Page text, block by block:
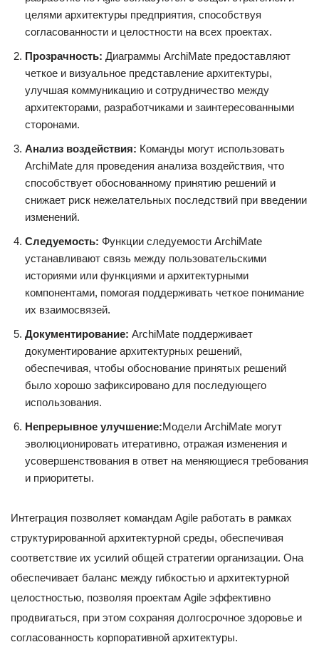
целями архитектуры предприятия, способствуя
согласованности и целостности на всех проектах.
Прозрачность: Диаграммы ArchiMate предоставляют
четкое и визуальное представление архитектуры,
улучшая коммуникацию и сотрудничество между
архитекторами, разработчиками и заинтересованными
сторонами.
Анализ воздействия: Команды могут использовать
ArchiMate для проведения анализа воздействия, что
способствует обоснованному принятию решений и
снижает риск нежелательных последствий при введении
изменений.
Следуемость: Функции следуемости ArchiMate
устанавливают связь между пользовательскими
историями или функциями и архитектурными
компонентами, помогая поддерживать четкое понимание
их взаимосвязей.
Документирование: ArchiMate поддерживает
документирование архитектурных решений,
обеспечивая, чтобы обоснование принятых решений
было хорошо зафиксировано для последующего
использования.
Непрерывное улучшение:Модели ArchiMate могут
эволюционировать итеративно, отражая изменения и
усовершенствования в ответ на меняющиеся требования
и приоритеты.
Интеграция позволяет командам Agile работать в рамках
структурированной архитектурной среды, обеспечивая
соответствие их усилий общей стратегии организации. Она
обеспечивает баланс между гибкостью и архитектурной
целостностью, позволяя проектам Agile эффективно
продвигаться, при этом сохраняя долгосрочное здоровье и
согласованность корпоративной архитектуры.